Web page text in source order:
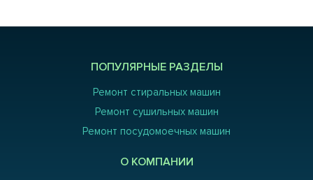
ПОПУЛЯРНЫЕ РАЗДЕЛЫ
Ремонт стиральных машин
Ремонт сушильных машин
Ремонт посудомоечных машин
О КОМПАНИИ